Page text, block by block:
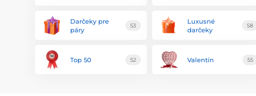
Darčeky pre
páry
53
Luxusné
darčeky
58
Top 50 52 Valentín 55